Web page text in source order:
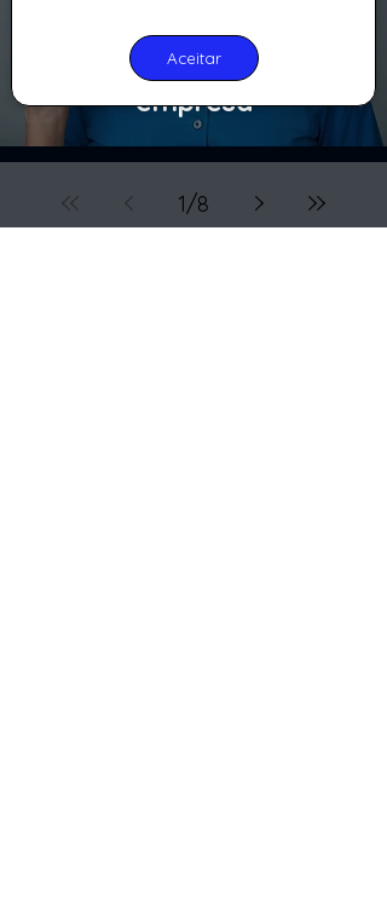
passo para terceirizar o
suporte de TI da sua
empresa
1/8
Aceitar